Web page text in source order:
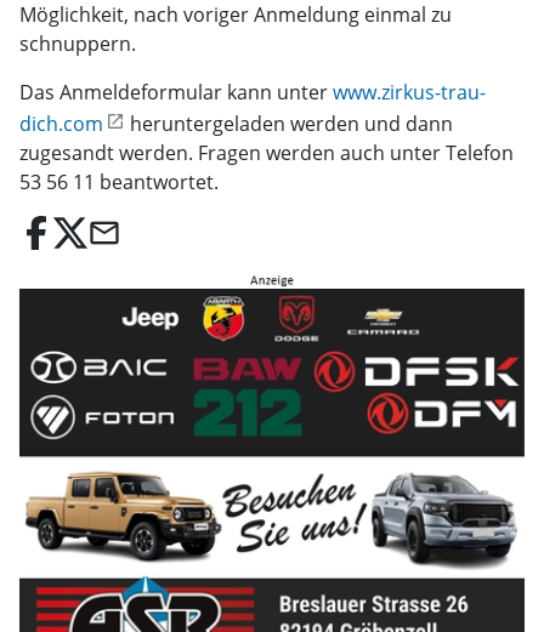
Möglichkeit, nach voriger Anmeldung einmal zu
schnuppern.
Das Anmeldeformular kann unterwww.zirkus-trau-
dich.com
heruntergeladen werden und dann
zugesandt werden. Fragen werden auch unter Telefon
53 56 11 beantwortet.
email